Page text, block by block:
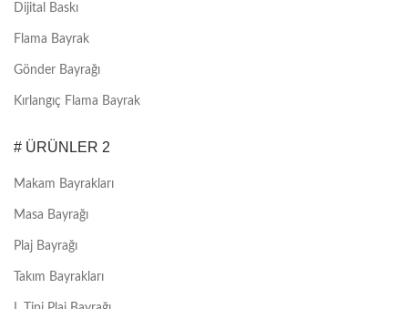
Dijital Baskı
Flama Bayrak
Gönder Bayrağı
Kırlangıç Flama Bayrak
# ÜRÜNLER 2
Makam Bayrakları
Masa Bayrağı
Plaj Bayrağı
Takım Bayrakları